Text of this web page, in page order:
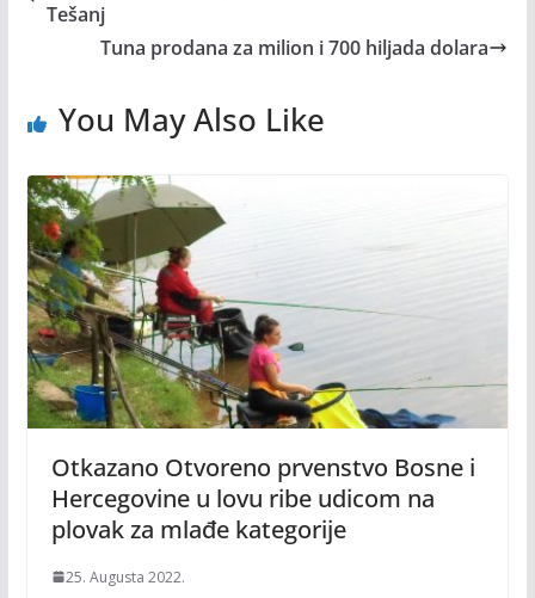
Tešanj
Tuna prodana za milion i 700 hiljada dolara
You May Also Like
Otkazano Otvoreno prvenstvo Bosne i
Hercegovine u lovu ribe udicom na
plovak za mlađe kategorije
25. Augusta 2022.